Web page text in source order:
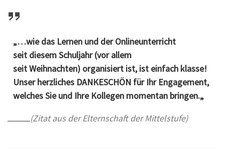
„…wie das Lernen und der Onlineunterricht
seit diesem Schuljahr (vor allem
seit Weihnachten) organisiert ist, ist einfach klasse!
Unser herzliches DANKESCHÖN für Ihr Engagement,
welches Sie und Ihre Kollegen momentan bringen.„
(Zitat aus der Elternschaft der Mittelstufe)